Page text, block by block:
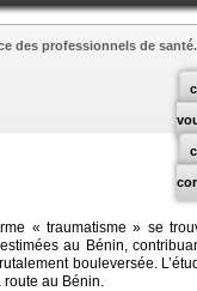
des professionnels de santé.
« traumatisme » se
au Bénin,
bouleversée.
au Bénin.